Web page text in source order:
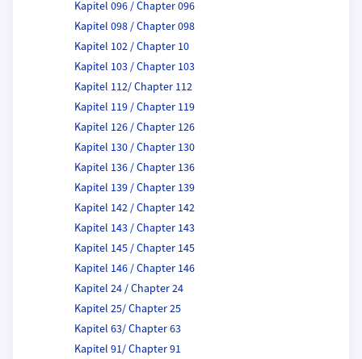
Kapitel 096 / Chapter 096
Kapitel 098 / Chapter 098
Kapitel 102 / Chapter 10
Kapitel 103 / Chapter 103
Kapitel 112/ Chapter 112
Kapitel 119 / Chapter 119
Kapitel 126 / Chapter 126
Kapitel 130 / Chapter 130
Kapitel 136 / Chapter 136
Kapitel 139 / Chapter 139
Kapitel 142 / Chapter 142
Kapitel 143 / Chapter 143
Kapitel 145 / Chapter 145
Kapitel 146 / Chapter 146
Kapitel 24 / Chapter 24
Kapitel 25/ Chapter 25
Kapitel 63/ Chapter 63
Kapitel 91/ Chapter 91